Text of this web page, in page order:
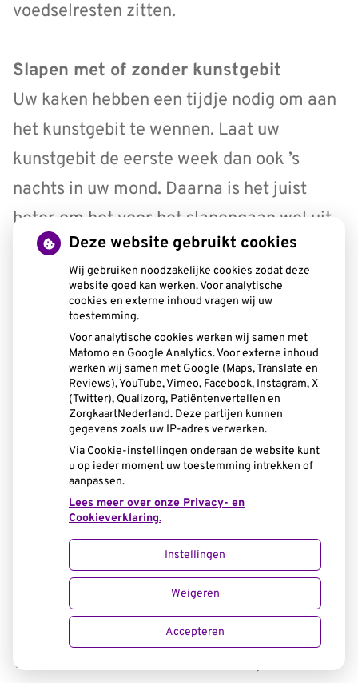
voedselresten zitten.
Slapen met of zonder kunstgebit
Uw kaken hebben een tijdje nodig om aan
het kunstgebit te wennen. Laat uw
kunstgebit de eerste week dan ook ’s
nachts in uw mond. Daarna is het juist
beter om het voor het slapengaan wel uit
te doen. Op die manier geeft u ook uw
kaken rust. Vindt u het vervelend om met
een lege mond te slapen? Doe dan alleen
het ondergebit uit. Wilt u toch uw hele
kunstgebit dag en nacht dragen? Laat uw
mond en kunstgebit dan minimaal één
keer per jaar door uw tandarts
controleren.
Heeft u het kunstgebit niet in uw mond?
Bewaar het dan in een glas water. Ververs
het water iedere dag. Uw kunstgebit kunt
u ook in een glas gevuld met een
reinigingsmiddel bewaren. Spoel uw
kunstgebit altijd goed af met water
voordat u het weer in uw mond plaatst.
Deze website gebruikt cookies
Wij gebruiken noodzakelijke cookies zodat deze
website goed kan werken. Voor analytische
cookies en externe inhoud vragen wij uw
toestemming.
Voor analytische cookies werken wij samen met
Matomo en Google Analytics. Voor externe inhoud
werken wij samen met Google (Maps, Translate en
Reviews), YouTube, Vimeo, Facebook, Instagram, X
(Twitter), Qualizorg, Patiëntenvertellen en
ZorgkaartNederland. Deze partijen kunnen
gegevens zoals uw IP-adres verwerken.
Via Cookie-instellingen onderaan de website kunt
u op ieder moment uw toestemming intrekken of
aanpassen.
Lees meer over onze Privacy- en
Cookieverklaring.
Instellingen
Weigeren
Accepteren